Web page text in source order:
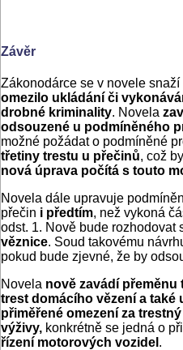
Závěr
Zákonodárce se v novele snaží
omezilo ukládání či
drobné kriminality. Novela
odsouzené u podmíněného
možné požádat o podmíněné
třetiny trestu u přečinů, což
nová úprava počítá s touto
Novela dále upravuje
přečin i předtím, než vykoná
odst. 1. Nově bude rozhodovat
věznice. Soud takovému
pokud bude zjevné, že by
Novela nově zavádí
trest domácího vězení a také
přiměřené omezení za
výživy, konkrétně se jedná o
řízení motorových vozidel .